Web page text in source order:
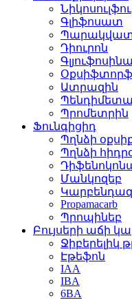
Գլիֆոսատ
Դիուրոն
Ատրազին
Պրոմետրին
Ֆունգիցիդ
Պղնձի
Պղնձի
Մանկոզեբ
Propamacarb
Պրոպինեբ
Բույսերի աճի
Ջիբերելիկ
Էթեֆոն
IAA
IBA
6BA